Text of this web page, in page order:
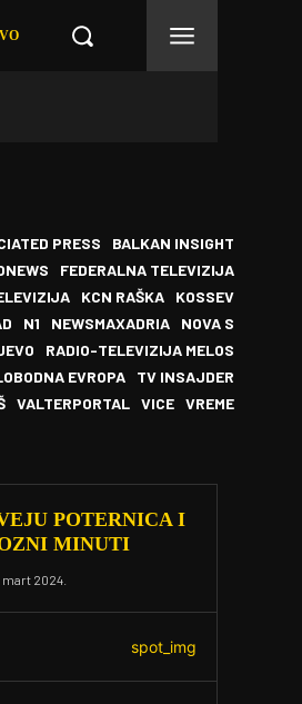
PRESS
BALKAN INSIGHT
FEDERALNA TELEVIZIJA
KCN RAŠKA
KOSSEV
N1 NEWSMAXADRIA
NOVA S
RADIO-TELEVIZIJA MELOS
EVROPA
TV INSAJDER
VALTERPORTAL VICE VREME
POTERNICA I
MINUTI
mart 2024.